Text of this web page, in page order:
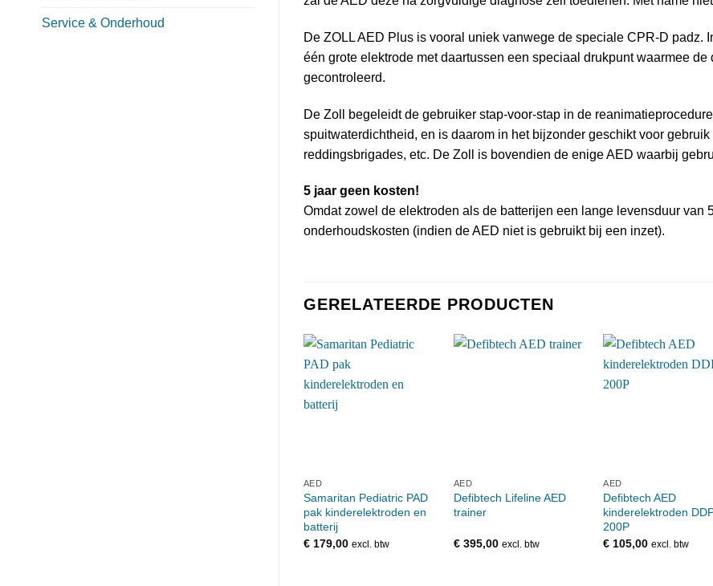
Service & Onderhoud
De ZOLL AED Plus is vooral uniek vanwege de speciale CPR-D padz.
één grote elektrode met daartussen een speciaal drukpunt waarmee
gecontroleerd.
De Zoll begeleidt de gebruiker stap-voor-stap in de
spuitwaterdichtheid, en is daarom in het bijzonder geschikt voor
reddingsbrigades, etc. De Zoll is bovendien de enige AED waarbij
5 jaar geen kosten!
Omdat zowel de elektroden als de batterijen een lange levensduur van
onderhoudskosten (indien de AED niet is gebruikt bij een inzet).
GERELATEERDE PRODUCTEN
AED
Samaritan Pediatric PAD
pak kinderelektroden en
batterij
€179,00 excl. btw
AED
Defibtech Lifeline AED
trainer
€395,00 excl. btw
AED
Defibtech AED
kinderelektroden
200P
€ 105,00 excl. btw